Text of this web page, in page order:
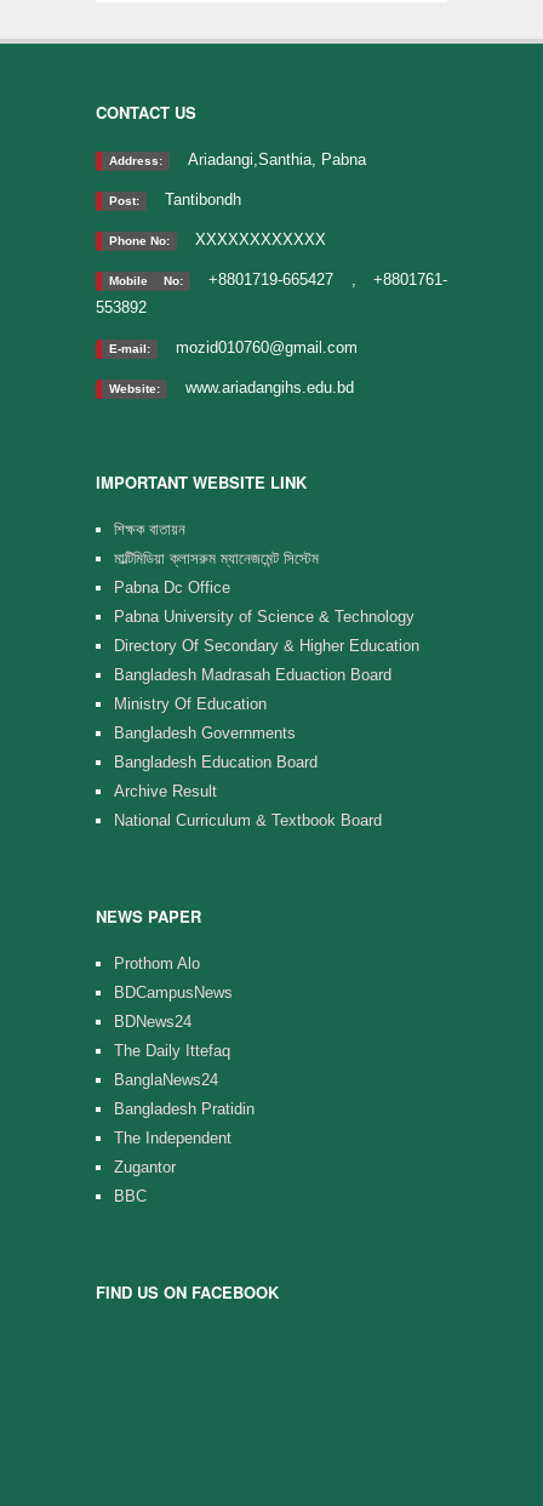
CONTACT US
Address: Ariadangi,Santhia, Pabna
Post: Tantibondh
Phone No: XXXXXXXXXXXX
Mobile No:
+8801719-665427 , +8801761-
553892
E-mail: mozid010760@gmail.com
Website: www.ariadangihs.edu.bd
IMPORTANT WEBSITE LINK
শিক্ষক বাতায়ন
মাল্টিমিডিয়া ক্লাসরুম ম্যানেজমেন্ট সিস্টেম
Pabna Dc Office
Pabna University of Science & Technology
Directory Of Secondary & Higher Education
Bangladesh Madrasah Eduaction Board
Ministry Of Education
Bangladesh Governments
Bangladesh Education Board
Archive Result
National Curriculum & Textbook Board
NEWS PAPER
Prothom Alo
BDCampusNews
BDNews24
The Daily Ittefaq
BanglaNews24
Bangladesh Pratidin
The Independent
Zugantor
BBC
FIND US ON FACEBOOK